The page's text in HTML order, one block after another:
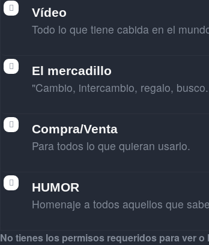
Vídeo
Todo lo que tiene cabida en el
El mercadillo
"Cambio, intercambio, regalo,
Compra/Venta
Para todos lo que quieran usarlo.
HUMOR
Homenaje a todos aquellos que
No tienes los permisos requeridos para ver o